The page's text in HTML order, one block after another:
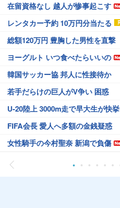
在留資格なし 越人が惨事起こす
レンタカー予約 10万円分当たる
総額120万円 豊胸した男性を直撃
ヨーグルト いつ食べたらいいの
韓国サッカー協 邦人に性接待か
若手だらけの巨人がV争い 困惑
U-20陸上 3000m走で早大生が快挙
FIFA会長 愛人へ多額の金銭疑惑
女性騎手の今村聖奈 新潟で負傷